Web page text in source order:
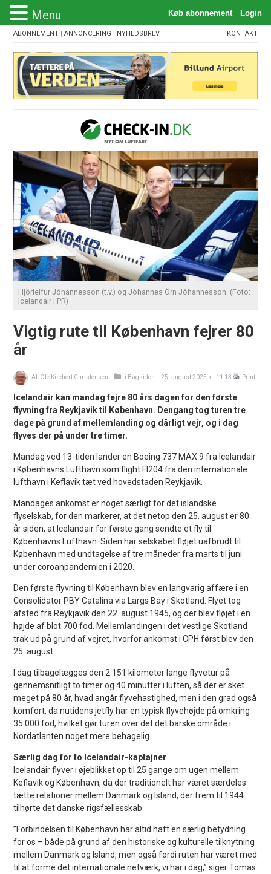
ABONNEMENT |ANNONCERING | NYHEDSBREV KONTAKT
Hjörleifur Jóhannesson (t.v.) og Jóhannes Örn Jóhannesson. (Foto:
Icelandair | PR)
Vigtig rute til København fejrer 80
år
Af: Ole Kirchert Christensen i Bagsiden 25. august 2025 kl. 11:13 Print
Icelandair kan mandag fejre 80 års dagen for den første
flyvning fra Reykjavik til København. Dengang tog turen tre
dage på grund af mellemlanding og dårligt vejr, og i dag
flyves der på under tre timer.
Mandag ved 13-tiden lander en Boeing 737 MAX 9 fra Icelandair
i Københavns Lufthavn som flight FI204 fra den internationale
lufthavn i Keflavik tæt ved hovedstaden Reykjavik.
Mandages ankomst er noget særligt for det islandske
flyselskab, for den markerer, at det netop den 25. august er 80
år siden, at Icelandair for første gang sendte et fly til
Københavns Lufthavn. Siden har selskabet fløjet uafbrudt til
København med undtagelse af tre måneder fra marts til juni
under coroanpandemien i 2020.
Den første flyvning til København blev en langvarig affære i en
Consolidator PBY Catalina via Largs Bay i Skotland. Flyet tog
afsted fra Reykjavik den 22. august 1945, og der blev fløjet i en
højde af blot 700 fod. Mellemlandingen i det vestlige Skotland
trak ud på grund af vejret, hvorfor ankomst i CPH først blev den
25. august.
I dag tilbagelægges den 2.151 kilometer lange flyvetur på
gennemsnitligt to timer og 40 minutter i luften, så der er sket
meget på 80 år, hvad angår flyvehastighed, men i den grad også
komfort, da nutidens jetfly har en typisk flyvehøjde på omkring
35.000 fod, hvilket gør turen over det det barske område i
Nordatlanten noget mere behagelig.
Særlig dag for to Icelandair-kaptajner
Icelandair flyver i øjeblikket op til 25 gange om ugen mellem
Keflavik og København, da der traditionelt har været særdeles
tætte relationer mellem Danmark og Island, der frem til 1944
tilhørte det danske rigsfællesskab.
”Forbindelsen til København har altid haft en særlig betydning
for os – både på grund af den historiske og kulturelle tilknytning
mellem Danmark og Island, men også fordi ruten har været med
til at forme det internationale netværk, vi har i dag,” siger Tomas
Menu